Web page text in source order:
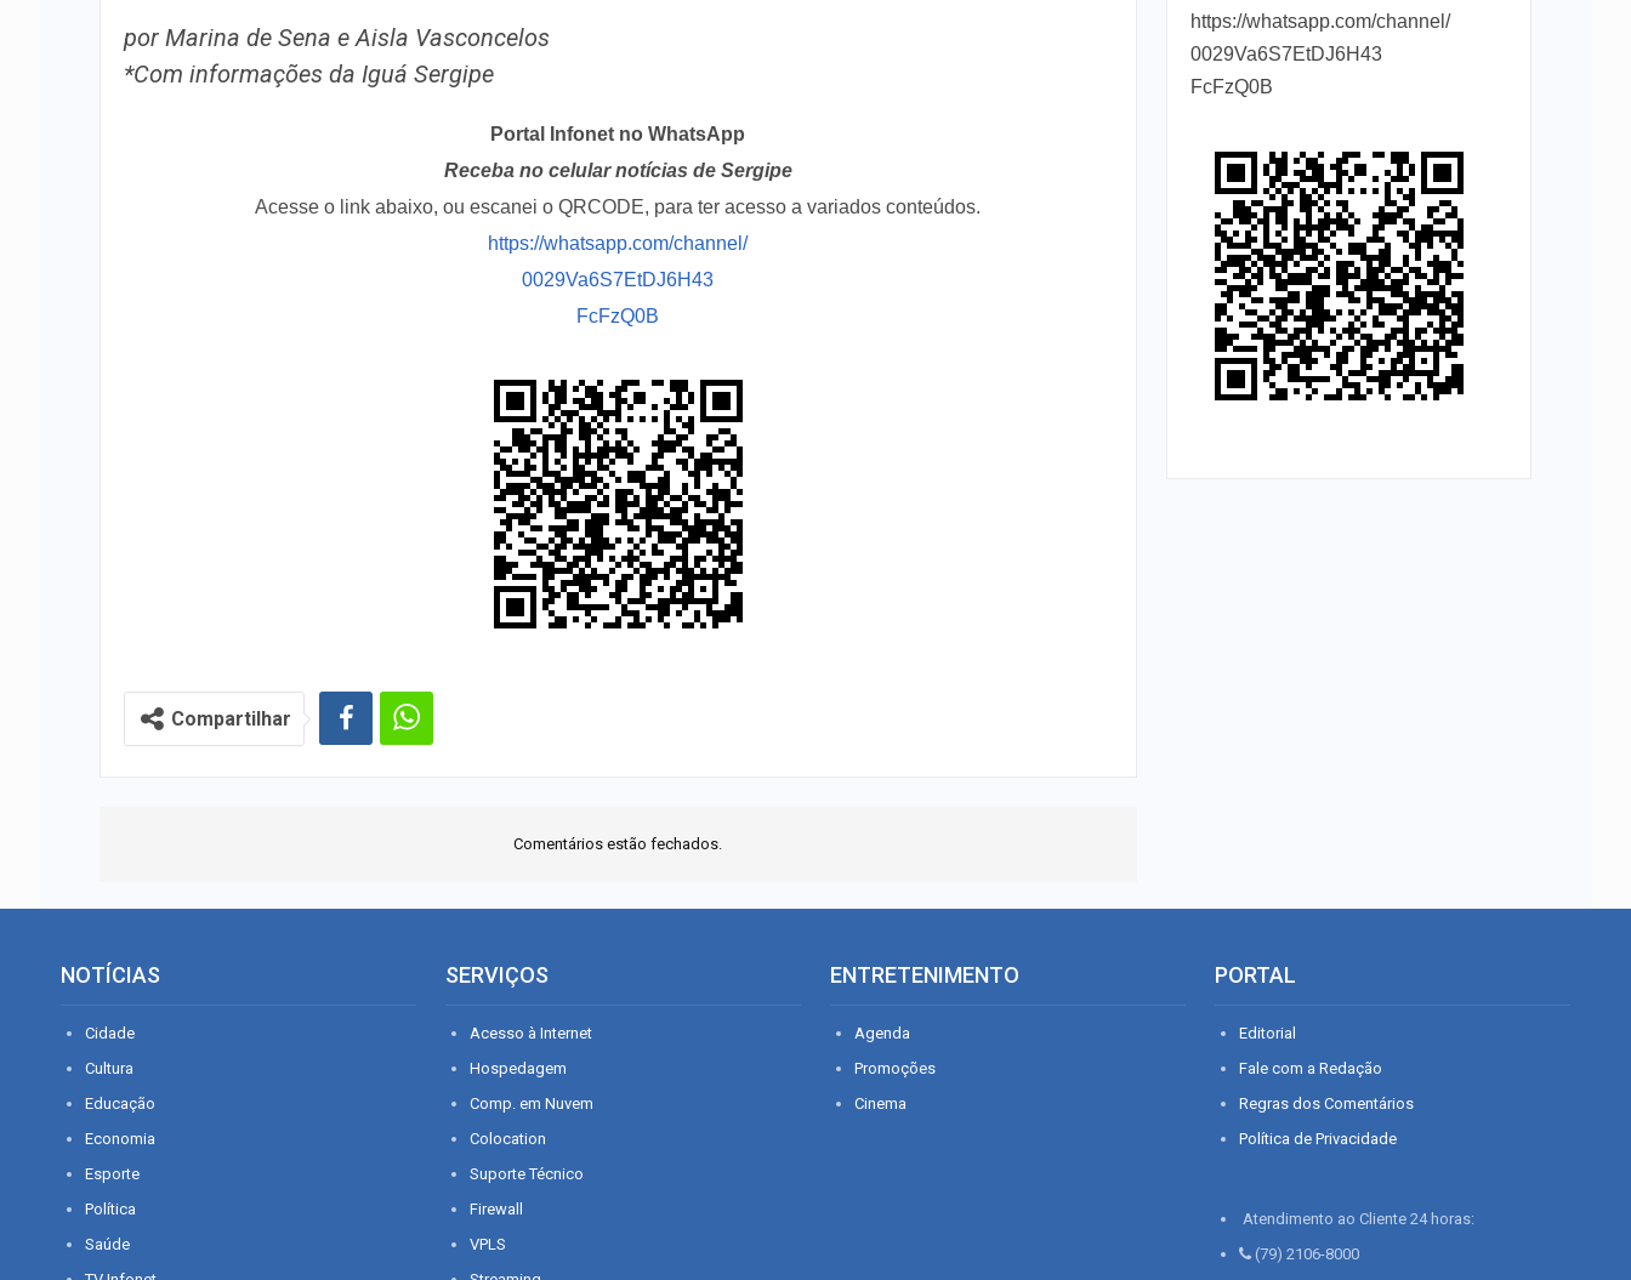
por Marina de Sena e Aisla Vasconcelos
*Com informações da Iguá Sergipe
Portal Infonet no WhatsApp
Receba no celular notícias de Sergipe
Acesse o link abaixo, ou escanei o QRCODE, para ter acesso a variados conteúdos.
https://whatsapp.com/channel/
0029Va6S7EtDJ6H43
FcFzQ0B
Compartilhar
Comentários estão fechados.
https://whatsapp.com/channel/
0029Va6S7EtDJ6H43
FcFzQ0B
NOTÍCIAS
Cidade
Cultura
Educação
Economia
Esporte
Política
Saúde
SERVIÇOS
Acesso à Internet
Hospedagem
Comp. em Nuvem
Colocation
Suporte Técnico
Firewall
VPLS
ENTRETENIMENTO
Agenda
Promoções
Cinema
PORTAL
Editorial
Fale com a Redação
Regras dos Comentários
Política de Privacidade
Atendimento ao Cliente 24 horas:
(79) 2106-8000